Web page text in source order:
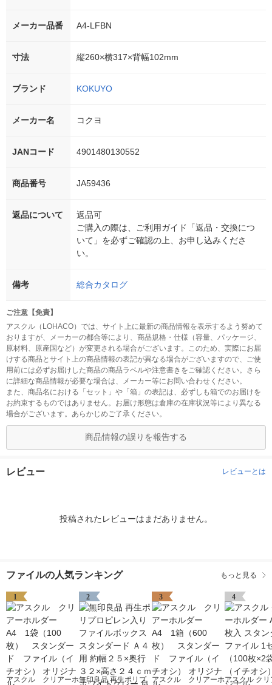
メーカー品番 A4-LFBN
寸法 縦260×横317×背幅102mm
ブランド KOKUYO
メーカー名 コクヨ
JANコード 4901480130552
商品番号 JA59436
返品について
返品可
ご購入の際は、ご利用ガイド「返品・交換につ
いて」を必ずご確認の上、お申し込みくださ
い。
備考 総合カタログ
ご注意【免責】
アスクル（LOHACO）では、サイト上に最新の商品情報を表示するよう努めて
おりますが、メーカーの都合等により、商品規格・仕様（容量、パッケージ、
原材料、原産国など）が変更される場合がございます。このため、実際にお届
けする商品とサイト上の商品情報の表記が異なる場合がございますので、ご使
用前には必ずお届けした商品の商品ラベルや注意書きをご確認ください。さら
に詳細な商品情報が必要な場合は、メーカー等にお問い合わせください。
また、商品名における「セット」や「箱」の表記は、必ずしも箱でのお届けを
お約束するものではありません。お届け形態は倉庫の在庫状況等により異なる
場合がございます。あらかじめご了承ください。
商品情報の誤りを報告する
レビュー レビューとは
投稿されたレビューはまだありません。
ファイルの人気ランキング もっと見る
1
アスクル クリアーホ
2
無印良品 再生ポリプ
3
アスクル クリアーホ
4
アスクル ク